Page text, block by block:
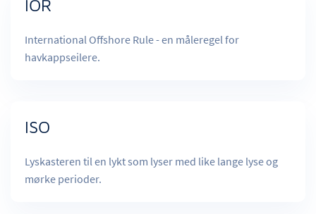
IOR
International Offshore Rule - en måleregel for
havkappseilere.
ISO
Lyskasteren til en lykt som lyser med like lange lyse og
mørke perioder.